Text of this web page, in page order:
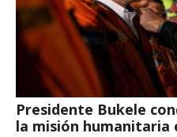
Presidente Bukele
la misión humanitaria